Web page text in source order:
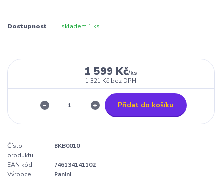
Dostupnost skladem 1 ks
1 599 Kč/ks
1 321 Kč bez DPH
Přidat do košíku
Číslo
produktu:
BKB0010
EAN kód:
746134141102
Výrobce:
Panini